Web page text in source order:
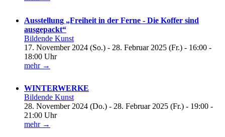
Ausstellung „Freiheit in der Ferne - Die Koffer sind
ausgepackt“
Bildende Kunst
17. November 2024 (So.) - 28. Februar 2025 (Fr.) - 16:00 -
18:00 Uhr
mehr →
WINTERWERKE
Bildende Kunst
28. November 2024 (Do.) - 28. Februar 2025 (Fr.) - 19:00 -
21:00 Uhr
mehr →